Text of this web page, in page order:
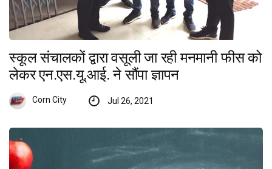
स्कूल संचालकों द्वारा वसूली जा रही मनमानी फीस को
लेकर एन.एस.यू.आई. ने सौंपा ज्ञापन
Corn City Jul 26, 2021